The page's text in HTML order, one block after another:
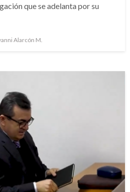
que se adelanta por su
Alarcón M.